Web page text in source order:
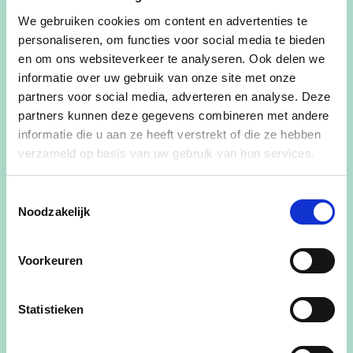
We gebruiken cookies om content en advertenties te
personaliseren, om functies voor social media te bieden
en om ons websiteverkeer te analyseren. Ook delen we
informatie over uw gebruik van onze site met onze
partners voor social media, adverteren en analyse. Deze
partners kunnen deze gegevens combineren met andere
informatie die u aan ze heeft verstrekt of die ze hebben
verzameld op basis van uw gebruik van hun services.
Noodzakelijk
Voorkeuren
Statistieken
verhuisd naar Schellebelle, waar ik nog steeds
woon.
Mijn interesses zijn koken, voornamelijk met
producten uit de Aziatische keuken. Verder ben ik
ook altijd te vinden voor een internationale serie,
met voorkeur iets Koreaans, Chinees, Thais,
Turks, Spaans, etc.
eens met de fiets naar het werk en stel vast dat
kan gebruiken.
een bekommernis in onze gemeente. Jullie zullen